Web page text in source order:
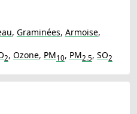
, Graminées, Armoise,
2, Ozone, PM10, PM2.5, SO2